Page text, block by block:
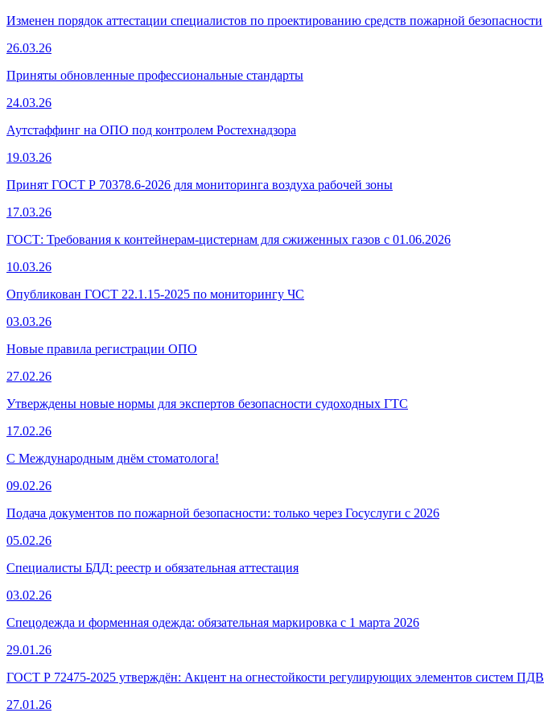
Изменен порядок аттестации специалистов по проектированию средств пожарной безопасности
26.03.26
Приняты обновленные профессиональные стандарты
24.03.26
Аутстаффинг на ОПО под контролем Ростехнадзора
19.03.26
Принят ГОСТ Р 70378.6-2026 для мониторинга воздуха рабочей зоны
17.03.26
ГОСТ: Требования к контейнерам-цистернам для сжиженных газов с 01.06.2026
10.03.26
Опубликован ГОСТ 22.1.15-2025 по мониторингу ЧС
03.03.26
Новые правила регистрации ОПО
27.02.26
Утверждены новые нормы для экспертов безопасности судоходных ГТС
17.02.26
С Международным днём стоматолога!
09.02.26
Подача документов по пожарной безопасности: только через Госуслуги с 2026
05.02.26
Специалисты БДД: реестр и обязательная аттестация
03.02.26
Спецодежда и форменная одежда: обязательная маркировка с 1 марта 2026
29.01.26
ГОСТ Р 72475-2025 утверждён: Акцент на огнестойкости регулирующих элементов систем ПДВ
27.01.26